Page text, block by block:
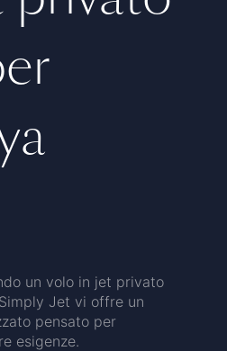
un volo in jet privato
Jet vi offre un
pensato per
esigenze.